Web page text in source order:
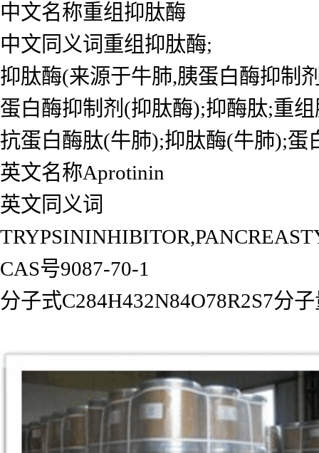
中文名称重组抑肽酶
中文同义词重组抑肽酶;
抑肽酶(来源于牛肺,胰蛋白酶抑制
蛋白酶抑制剂(抑肽酶);抑酶肽;重
抗蛋白酶肽(牛肺);抑肽酶(牛肺);蛋
英文名称Aprotinin
英文同义词
CAS号9087-70-1
分子式C284H432N84O78R2S7分